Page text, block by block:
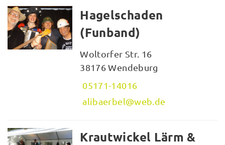
Hagelschaden
(Funband)
Woltorfer Str. 16
38176 Wendeburg
05171-14016
alibaerbel@web.de
Krautwickel Lärm &